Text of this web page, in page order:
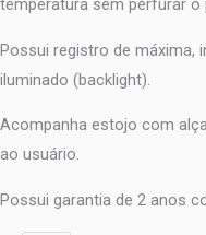
temperatura sem perfurar o
Possui registro de máxima,
iluminado (backlight).
Acompanha estojo com
ao usuário.
Possui garantia de 2 anos